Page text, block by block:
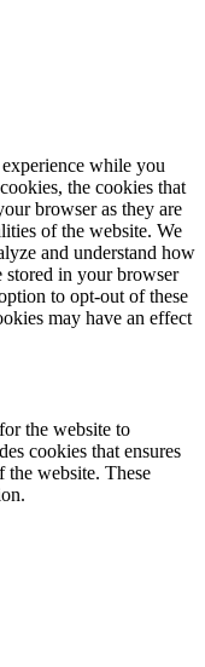
while you
the cookies that
browser as they are
of the website. We
and understand how
stored in your browser
to opt-out of these
may have an effect
the website to
cookies that ensures
the website. These